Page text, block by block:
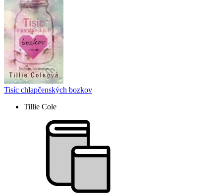
Tisíc chlapčenských bozkov
Tillie Cole